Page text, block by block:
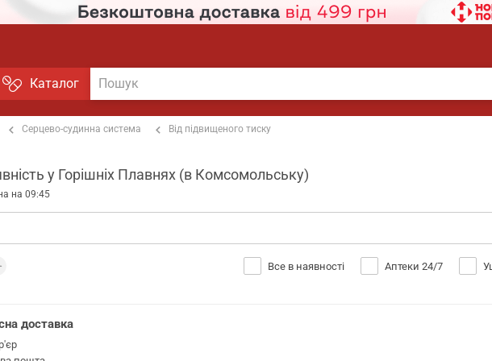
Каталог
Серцево-судинна система Від підвищеного тиску
у Горішніх Плавнях (в Комсомольську)
на 09:45
Все в наявності Аптеки 24/7
доставка